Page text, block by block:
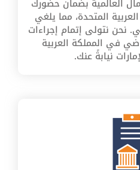
العالمية بضمان حضورك
المتحدة، مما يلغي
نحن نتولى إتمام إجراءات
في المملكة العربية
نيابةً عنك.